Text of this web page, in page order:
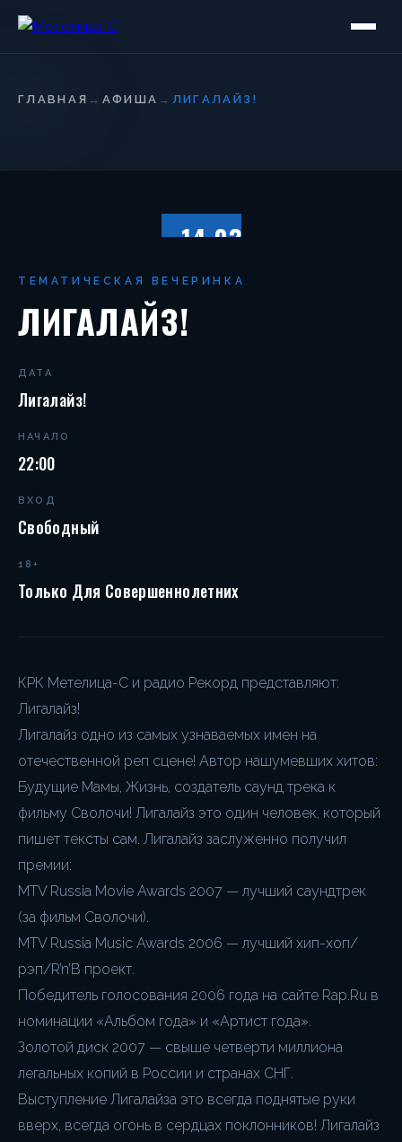
ГЛАВНАЯ → АФИША → ЛИГАЛАЙЗ!
14.03
ТЕМАТИЧЕСКАЯ ВЕЧЕРИНКА
ЛИГАЛАЙЗ!
ДАТА
Лигалайз!
НАЧАЛО
22:00
ВХОД
Свободный
18+
Только Для Совершеннолетних
КРК Метелица-С и радио Рекорд представляют:
Лигалайз!
Лигалайз одно из самых узнаваемых имен на
отечественной реп сцене! Автор нашумевших хитов:
Будущие Мамы, Жизнь, создатель саунд трека к
фильму Сволочи! Лигалайз это один человек, который
пишет тексты сам. Лигалайз заслуженно получил
премии:
MTV Russia Movie Awards 2007 — лучший саундтрек
(за фильм Сволочи).
MTV Russia Music Awards 2006 — лучший хип-хоп/
рэп/R’n’B проект.
Победитель голосования 2006 года на сайте Rap.Ru в
номинации «Альбом года» и «Артист года».
Золотой диск 2007 — свыше четверти миллиона
легальных копий в России и странах СНГ.
Выступление Лигалайза это всегда поднятые руки
вверх, всегда огонь в сердцах поклонников! Лигалайз